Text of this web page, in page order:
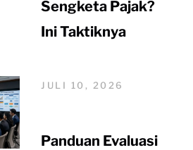
Sengketa Pajak?
Ini Taktiknya
JULI 10, 2026
Panduan Evaluasi